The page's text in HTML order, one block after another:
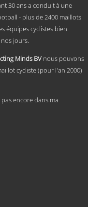
30 ans a conduit à une
- plus de 2400 maillots
équipes cyclistes bien
jours.
Minds BV nous pouvons
cycliste (pour l'an 2000)
encore dans ma